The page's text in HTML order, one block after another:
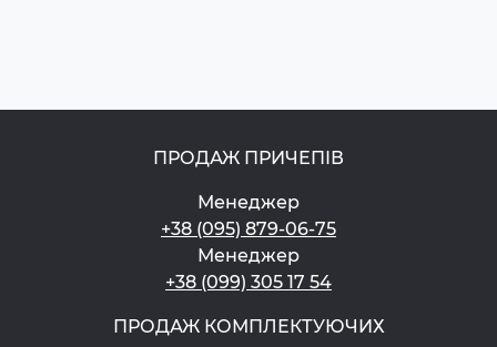
ПРОДАЖ ПРИЧЕПІВ
Менеджер
+38 (095) 879-06-75
Менеджер
+38 (099) 305 17 54
ПРОДАЖ КОМПЛЕКТУЮЧИХ